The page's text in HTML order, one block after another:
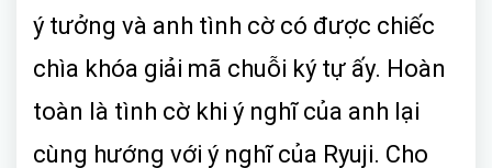
ý tưởng và anh tình cờ có được chiếc
chìa khóa giải mã chuỗi ký tự ấy. Hoàn
toàn là tình cờ khi ý nghĩ của anh lại
cùng hướng với ý nghĩ của Ryuji. Cho